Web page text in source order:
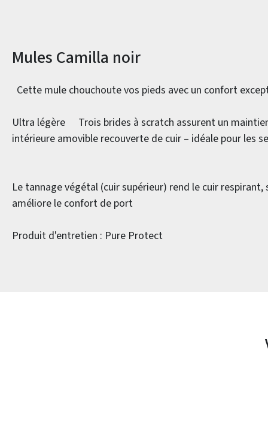
Informations sur le produit
Mules Camilla noir
Cette mule chouchoute vos pieds avec un confort
Ultra légère Trois brides à scratch assurent un
intérieure amovible recouverte de cuir – idéale pour les
Le tannage végétal (cuir supérieur) rend le cuir
améliore le confort de port
Produit d'entretien : Pure Protect